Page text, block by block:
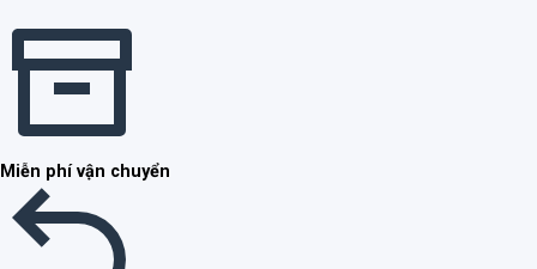
Miễn phí vận chuyển